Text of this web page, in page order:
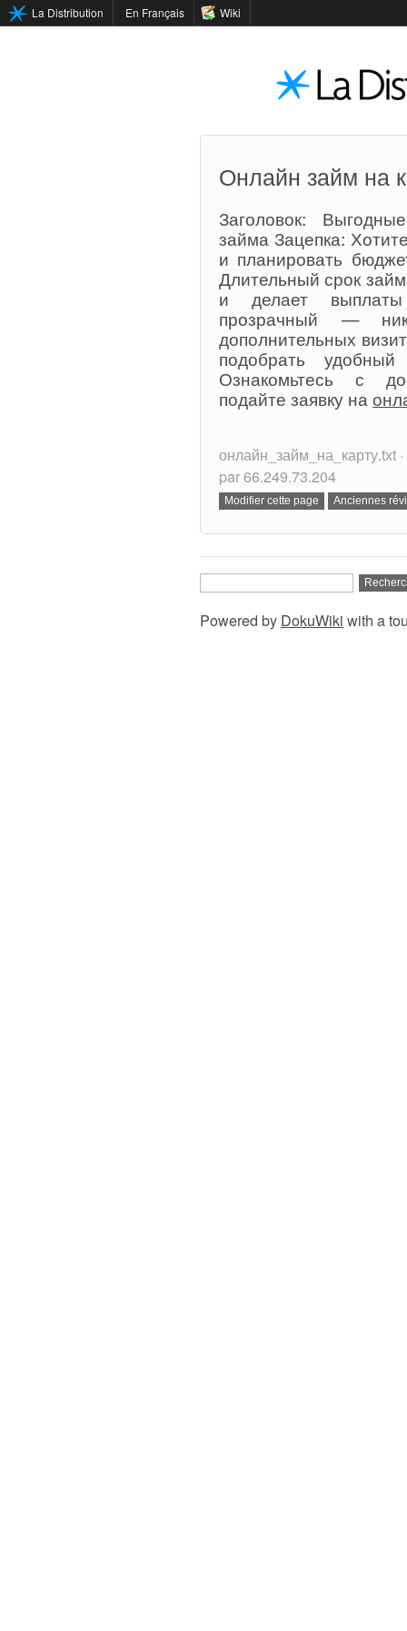
La Distribution En Français Wiki
Онлайн займ на
Заголовок:
займа Зацепка:
и планировать
Длительный срок
и делает выплаты
прозрачный —
дополнительных
подобрать
Ознакомьтесь с
подайте заявку на
онлайн_займ_на_карту.txt
par 66.249.73.204
Powered by DokuWiki with a